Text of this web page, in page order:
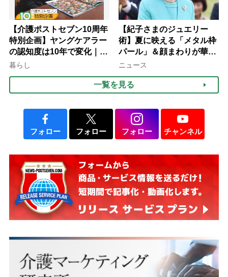
【介護ポストセブン10周年
特別企画】ヤングケアラー
の認知度は10年で変化｜流
行語大賞にノミネート、法
暮らし
【紀子さまのジュエリー
術】夏に映える「メタル枠
パール」＆顔まわりが華や
ぐ「揺れる一粒」の使い分
ニュース
一覧を見る
フォロー フォロー フォロー チャンネル